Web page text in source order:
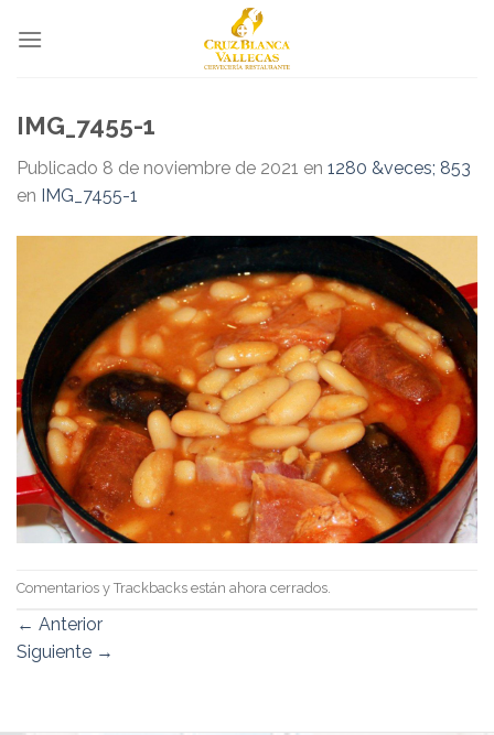
IMG_7455-1
Publicado 8 de noviembre de 2021 en 1280 &veces; 853
en
IMG_7455-1
Comentarios y Trackbacks están ahora cerrados.
← Anterior
Siguiente →